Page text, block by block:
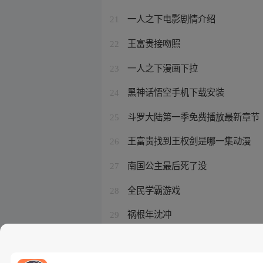
21 一人之下电影剧情介绍
22 王富贵接吻照
23 一人之下漫画下拉
24 黑神话悟空手机下载安装
25 斗罗大陆第一季免费播放最新章节
26 王富贵找到王权剑是哪一集动漫
27 南国公主最后死了没
28 全民学霸游戏
29 祸根年沈冲